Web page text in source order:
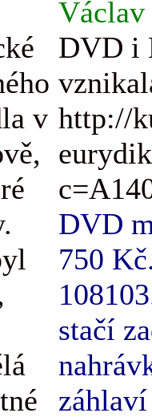
v
DVD i
http://
DVD
750
stačí